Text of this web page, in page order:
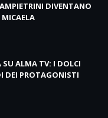
DIVENTANO
SU ALMA TV: I DOLCI
DEI PROTAGONISTI